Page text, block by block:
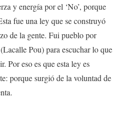
y energía por el ‘No’, porque
fue una ley que se construyó
de la gente. Fui pueblo por
Pou) para escuchar lo que
Por eso es que esta ley es
porque surgió de la voluntad de